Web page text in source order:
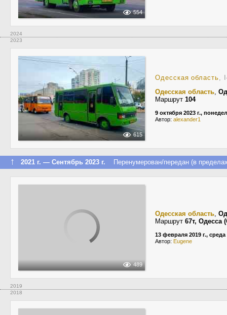
554
2024
2023
615
Одесская область,
Одесская область,
Маршрут 104
9 октября 2023 г.,
Автор: alexander1
↑ 2021 г. — Сентябрь 2023 г. Перенумерован/передан (в
489
Одесская область,
Маршрут 67т,
13 февраля 2019 г., среда
Автор: Eugene
2019
2018